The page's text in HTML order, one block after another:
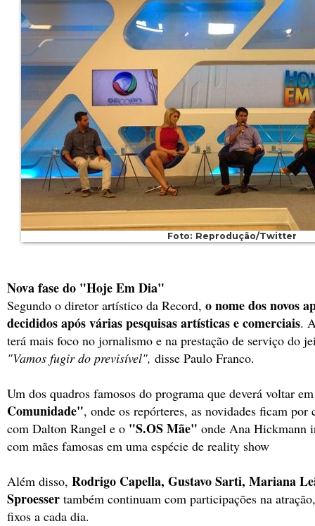
Foto: Reprodução/Twitter
Nova fase do "Hoje Em Dia"
Segundo o diretor artístico da Record, o nome dos novos
decididos após várias pesquisas artísticas e comerciais.
terá mais foco no jornalismo e na prestação de serviço do
"Vamos fugir do previsível", disse Paulo Franco.
Um dos quadros famosos do programa que deverá voltar
Comunidade", onde os repórteres, as novidades ficam
com Dalton Rangel e o "S.OS Mãe" onde Ana Hickmann
com mães famosas em uma espécie de reality show
Além disso, Rodrigo Capella, Gustavo Sarti, Mariana
Sproesser também continuam com participações na
fixos a cada dia.